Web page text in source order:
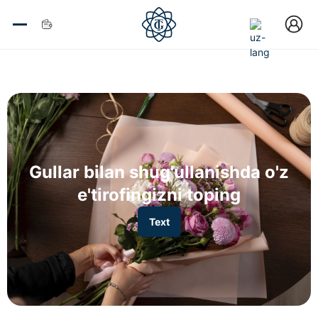
Gullar bilan shug'ullanishda o'z
e'tirofingizni toping
Text